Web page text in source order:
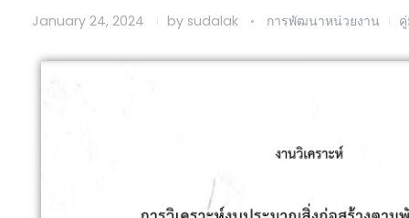
January 24, 2024 by sudalak การพัฒนาหน่วยงาน